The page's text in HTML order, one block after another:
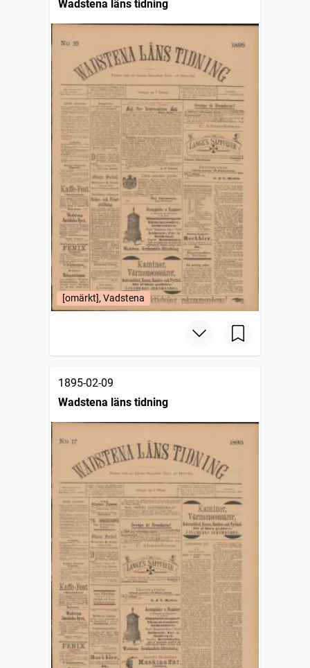
Wadstena läns tidning
[omärkt], Vadstena
1895-02-09
Wadstena läns tidning